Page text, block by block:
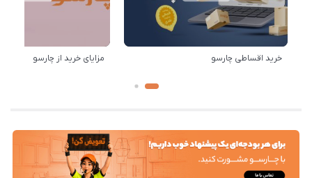
خرید اقساطی چارسو مزایای خرید از چارسو